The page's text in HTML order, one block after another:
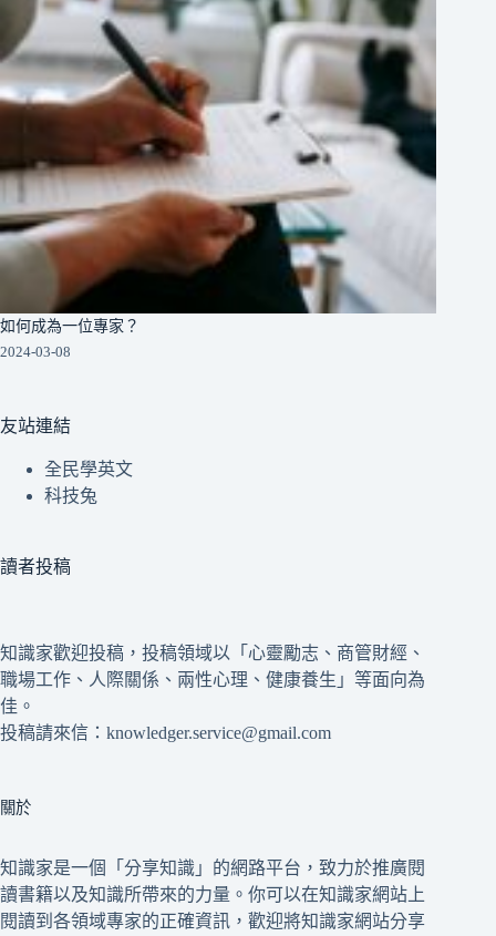
如何成為一位專家？
2024-03-08
友站連結
全民學英文
科技兔
讀者投稿
知識家歡迎投稿，投稿領域以「心靈勵志、商管財經、
職場工作、人際關係、兩性心理、健康養生」等面向為
佳。
投稿請來信：knowledger.service@gmail.com
關於
知識家是一個「分享知識」的網路平台，致力於推廣閱
讀書籍以及知識所帶來的力量。你可以在知識家網站上
閱讀到各領域專家的正確資訊，歡迎將知識家網站分享